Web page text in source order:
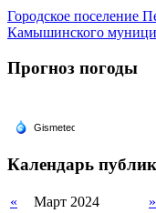
Городское поселение
Камышинского
Прогноз погоды
Календарь
« Март 2024
»